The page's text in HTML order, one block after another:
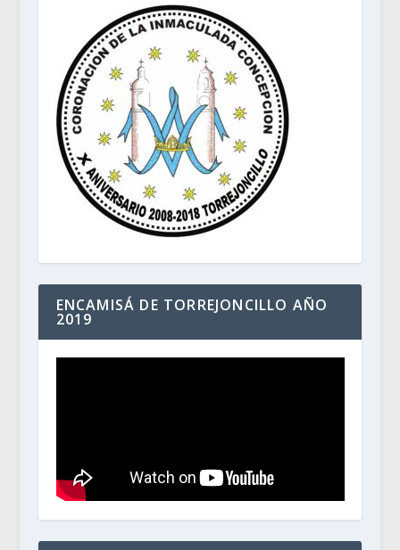
ENCAMISÁ DE TORREJONCILLO AÑO
2019